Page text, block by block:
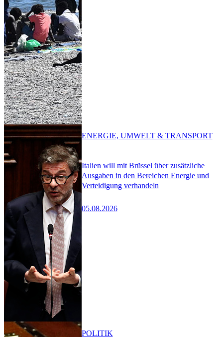
Italien will mit Brüssel über zusätzliche
Ausgaben in den Bereichen Energie und
Verteidigung verhandeln
05.08.2026
ENERGIE, UMWELT & TRANSPORT
POLITIK